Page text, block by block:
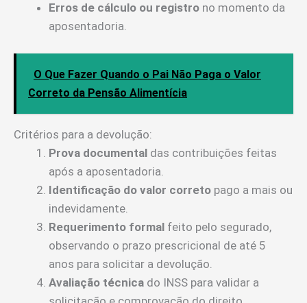
Erros de cálculo ou registro no momento da
aposentadoria.
O Que Fazer Quando o Pai Não Paga o Valor
Correto da Pensão Alimentícia
Critérios para a devolução:
Prova documental das contribuições feitas
após a aposentadoria.
Identificação do valor correto pago a mais ou
indevidamente.
Requerimento formal feito pelo segurado,
observando o prazo prescricional de até 5
anos para solicitar a devolução.
Avaliação técnica do INSS para validar a